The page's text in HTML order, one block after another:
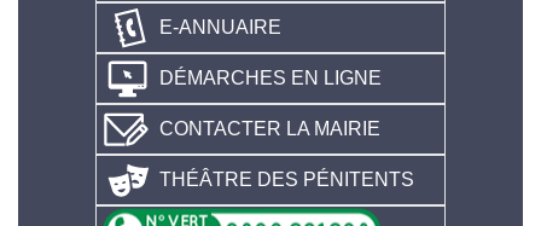
E-ANNUAIRE
DÉMARCHES EN LIGNE
CONTACTER LA MAIRIE
THÉÂTRE DES PÉNITENTS